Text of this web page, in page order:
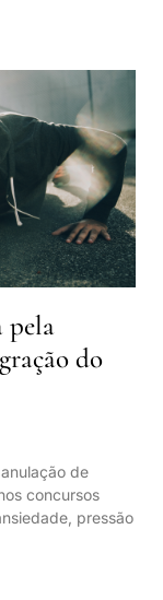
pela
do
de
concursos
pressão